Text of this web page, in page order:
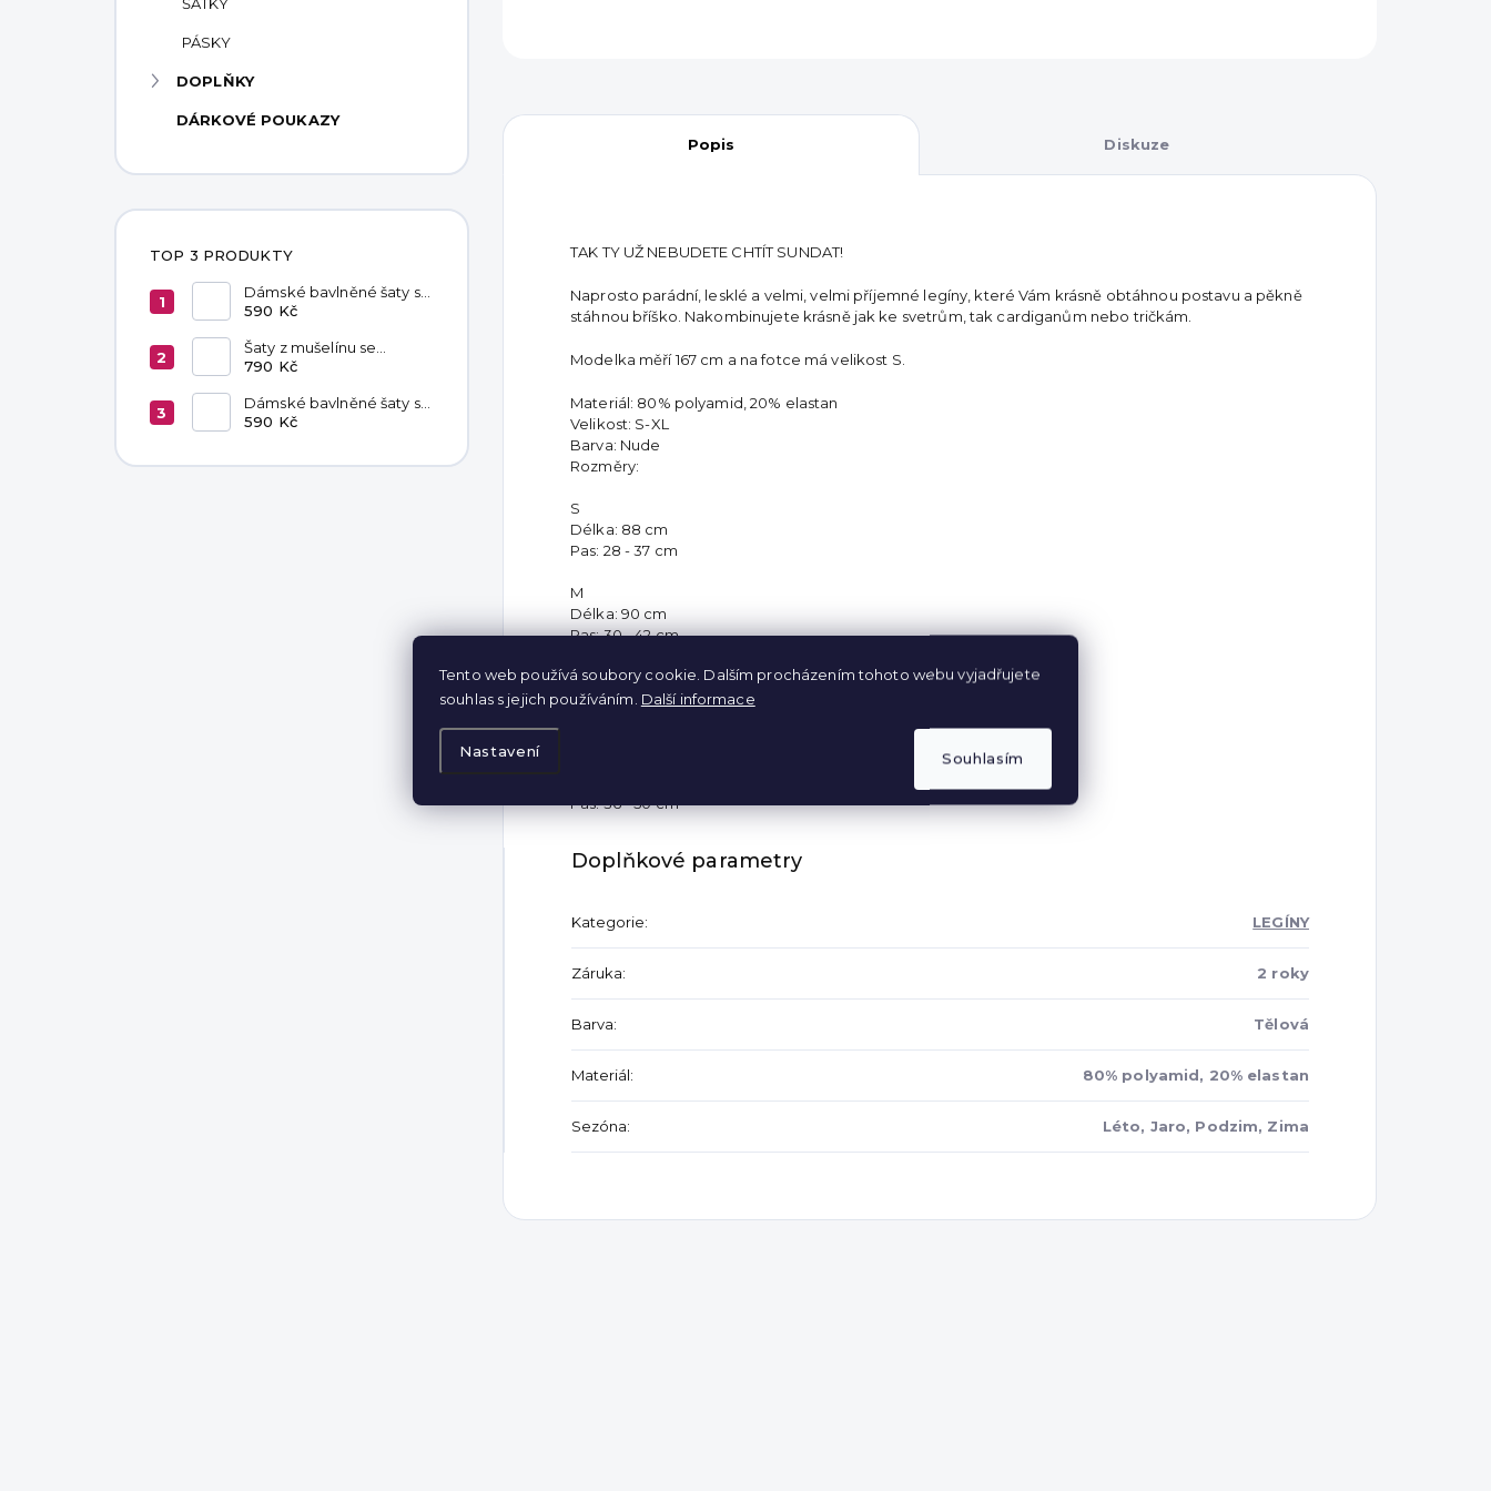
Tento web používá soubory cookie. Dalším procházením tohoto webu vyjadřujete
souhlas s jejich používáním. Další informace
Nastavení Souhlasím
PÁSKY
DOPLŇKY
DÁRKOVÉ POUKAZY
TOP 3 PRODUKTY
Dámské bavlněné šaty s
kapsami Red
590 Kč
Šaty z mušelínu se
zavazováním v pase
790 Kč
Dámské bavlněné šaty s
kapsami Chocolate
590 Kč
Popis Diskuze
TAK TY UŽ NEBUDETE CHTÍT SUNDAT!
Naprosto parádní, lesklé a velmi, velmi příjemné legíny, které Vám krásně obtáhnou postavu a pěkně
stáhnou bříško. Nakombinujete krásně jak ke svetrům, tak cardiganům nebo tričkám.
Modelka měří 167 cm a na fotce má velikost S.
Materiál: 80% polyamid, 20% elastan
Velikost: S-XL
Barva: Nude
Rozměry:
S
Délka: 88 cm
Pas: 28 - 37 cm
M
Délka: 90 cm
Pas: 30 - 42 cm
L
Délka: 92 cm
Pas: 36 - 50 cm
Doplňkové parametry
Kategorie: LEGÍNY
Záruka: 2 roky
Barva: Tělová
Materiál: 80% polyamid, 20% elastan
Sezóna: Léto, Jaro, Podzim, Zima